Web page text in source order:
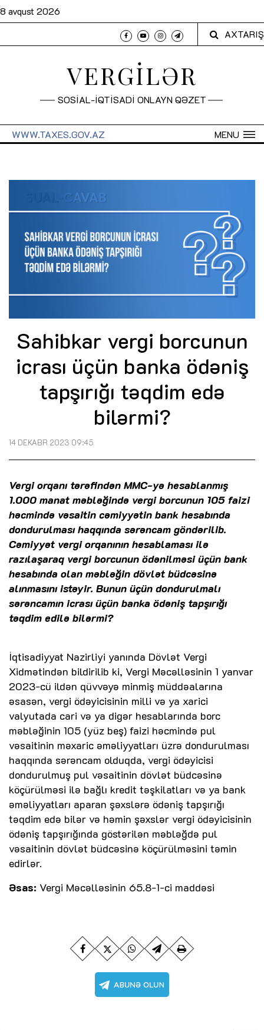
8 avqust 2026
AXTARIŞ
VERGİLƏR
SOSİAL-İQTİSADİ ONLAYN QƏZET
MENU
WWW.TAXES.GOV.AZ
Sahibkar vergi borcunun
icrası üçün banka ödəniş
tapşırığı təqdim edə
bilərmi?
14 DEKABR 2023 09:45
Vergi orqanı tərəfindən MMC-yə hesablanmış
1.000 manat məbləğində vergi borcunun 105 faizi
həcmində vəsaitin cəmiyyətin bank hesabında
dondurulması haqqında sərəncam göndərilib.
Cəmiyyət vergi orqanının hesablaması ilə
razılaşaraq vergi borcunun ödənilməsi üçün bank
hesabında olan məbləğin dövlət büdcəsinə
alınmasını istəyir. Bunun üçün dondurulmalı
sərəncamın icrası üçün banka ödəniş tapşırığı
təqdim edilə bilərmi?
İqtisadiyyat Nazirliyi yanında Dövlət Vergi
Xidmətindən bildirilib ki, Vergi Məcəlləsinin 1 yanvar
2023-cü ildən qüvvəyə minmiş müddəalarına
əsasən, vergi ödəyicisinin milli və ya xarici
valyutada cari və ya digər hesablarında borc
məbləğinin 105 (yüz beş) faizi həcmində pul
vəsaitinin məxaric əməliyyatları üzrə dondurulması
haqqında sərəncam olduqda, vergi ödəyicisi
dondurulmuş pul vəsaitinin dövlət büdcəsinə
köçürülməsi ilə bağlı kredit təşkilatları və ya bank
əməliyyatları aparan şəxslərə ödəniş tapşırığı
təqdim edə bilər və həmin şəxslər vergi ödəyicisinin
ödəniş tapşırığında göstərilən məbləğdə pul
vəsaitinin dövlət büdcəsinə köçürülməsini təmin
edirlər.
Əsas: Vergi Məcəlləsinin 65.8-1-ci maddəsi